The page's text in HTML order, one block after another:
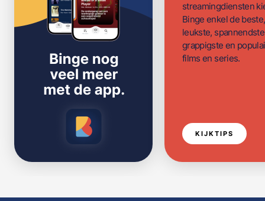
streamingdiensten
Binge enkel de beste,
leukste,
grappigste en
films en series.
KIJKTIPS